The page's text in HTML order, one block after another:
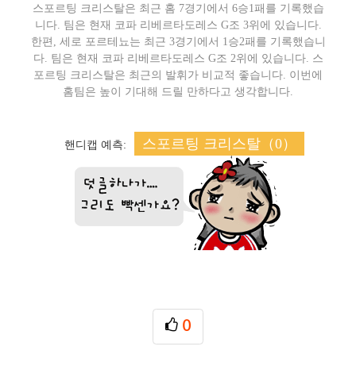
스포르팅 크리스탈은 최근 홈 7경기에서 6승1패를 기록했습
니다. 팀은 현재 코파 리베르타도레스 G조 3위에 있습니다.
한편, 세로 포르테뇨는 최근 3경기에서 1승2패를 기록했습니
다. 팀은 현재 코파 리베르타도레스 G조 2위에 있습니다. 스
포르팅 크리스탈은 최근의 발휘가 비교적 좋습니다. 이번에
홈팀은 높이 기대해 드릴 만하다고 생각합니다.
핸디캡 예측: 스포르팅 크리스탈（0）
0
추천